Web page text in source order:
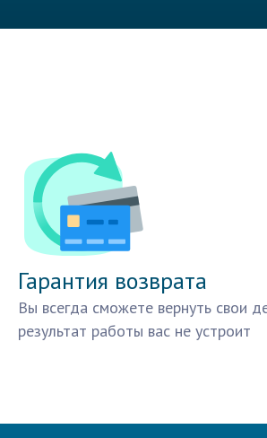
Гарантия возврата
Вы всегда сможете вернуть свои
результат работы вас не устроит